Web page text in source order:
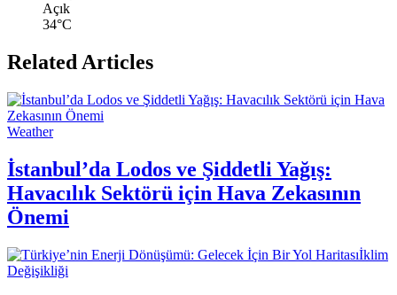
Açık
34°C
Related Articles
Weather
İstanbul’da Lodos ve Şiddetli Yağış:
Havacılık Sektörü için Hava Zekasının
Önemi
İklim
Değişikliği